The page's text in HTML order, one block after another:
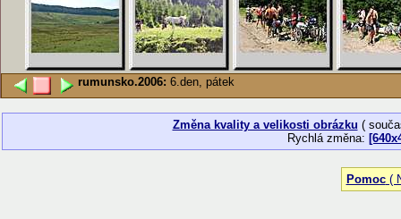
rumunsko.2006: 6.den, pátek
Změna kvality a velikosti obrázku (
Rychlá změna:
Pomoc(